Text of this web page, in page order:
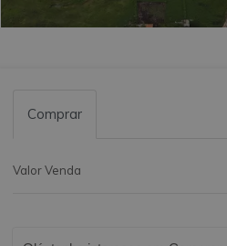
Comprar
Valor Venda